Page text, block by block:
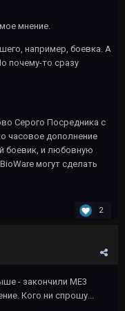
мнение.
например, боевка. А
почему-то сразу
Серого Посредника с
часовое дополнение
боевик, и любовную
могут сделать
2
- закончили МЕ3
Кого ни спрошу...